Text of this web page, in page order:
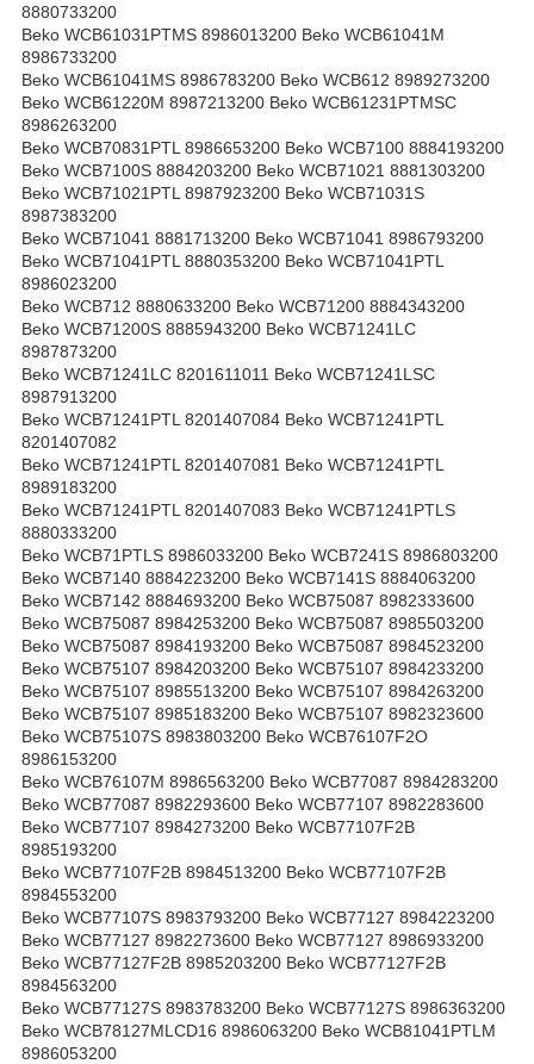
8880733200
Beko WCB61031PTMS 8986013200 Beko WCB61041M
8986733200
Beko WCB61041MS 8986783200 Beko WCB612 8989273200
Beko WCB61220M 8987213200 Beko WCB61231PTMSC
8986263200
Beko WCB70831PTL 8986653200 Beko WCB7100 8884193200
Beko WCB7100S 8884203200 Beko WCB71021 8881303200
Beko WCB71021PTL 8987923200 Beko WCB71031S
8987383200
Beko WCB71041 8881713200 Beko WCB71041 8986793200
Beko WCB71041PTL 8880353200 Beko WCB71041PTL
8986023200
Beko WCB712 8880633200 Beko WCB71200 8884343200
Beko WCB71200S 8885943200 Beko WCB71241LC
8987873200
Beko WCB71241LC 8201611011 Beko WCB71241LSC
8987913200
Beko WCB71241PTL 8201407084 Beko WCB71241PTL
8201407082
Beko WCB71241PTL 8201407081 Beko WCB71241PTL
8989183200
Beko WCB71241PTL 8201407083 Beko WCB71241PTLS
8880333200
Beko WCB71PTLS 8986033200 Beko WCB7241S 8986803200
Beko WCB7140 8884223200 Beko WCB7141S 8884063200
Beko WCB7142 8884693200 Beko WCB75087 8982333600
Beko WCB75087 8984253200 Beko WCB75087 8985503200
Beko WCB75087 8984193200 Beko WCB75087 8984523200
Beko WCB75107 8984203200 Beko WCB75107 8984233200
Beko WCB75107 8985513200 Beko WCB75107 8984263200
Beko WCB75107 8985183200 Beko WCB75107 8982323600
Beko WCB75107S 8983803200 Beko WCB76107F2O
8986153200
Beko WCB76107M 8986563200 Beko WCB77087 8984283200
Beko WCB77087 8982293600 Beko WCB77107 8982283600
Beko WCB77107 8984273200 Beko WCB77107F2B
8985193200
Beko WCB77107F2B 8984513200 Beko WCB77107F2B
8984553200
Beko WCB77107S 8983793200 Beko WCB77127 8984223200
Beko WCB77127 8982273600 Beko WCB77127 8986933200
Beko WCB77127F2B 8985203200 Beko WCB77127F2B
8984563200
Beko WCB77127S 8983783200 Beko WCB77127S 8986363200
Beko WCB78127MLCD16 8986063200 Beko WCB81041PTLM
8986053200